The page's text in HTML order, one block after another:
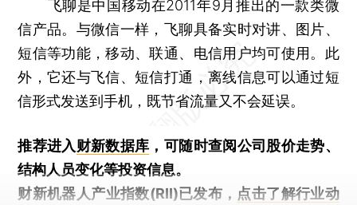
飞聊是中国移动在2011年9月推出的一款类微
信产品。与微信一样，飞聊具备实时对讲、图片、
短信等功能，移动、联通、电信用户均可使用。此
外，它还与飞信、短信打通，离线信息可以通过短
信形式发送到手机，既节省流量又不会延误。
推荐进入财新数据库 ，可随时查阅公司股价走势、
结构人员变化等投资信息。
财新机器人产业指数(RII)已发布， 点击了解行业动